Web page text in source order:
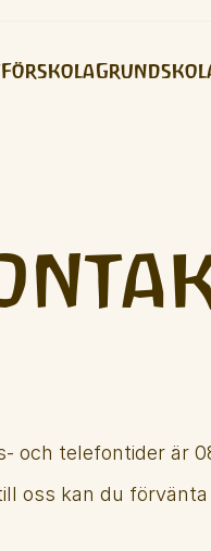
Förskola
och telefontider är
oss kan du